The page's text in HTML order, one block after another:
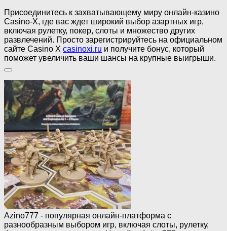
Присоединитесь к захватывающему миру онлайн-казино
Casino-X, где вас ждет широкий выбор азартных игр,
включая рулетку, покер, слоты и множество других
развлечений. Просто зарегистрируйтесь на официальном
сайте Casino X casinoxi.ru и получите бонус, который
поможет увеличить ваши шансы на крупные выигрыши.
Azino777 - популярная онлайн-платформа с
разнообразным выбором игр, включая слоты, рулетку,